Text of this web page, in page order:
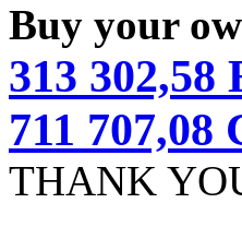
Buy your
313 302,58
711 707,08
THANK